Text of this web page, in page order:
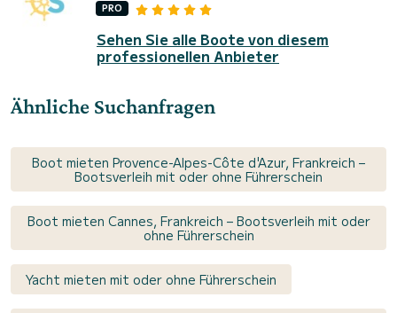
PRO
Sehen Sie alle Boote von diesem
professionellen Anbieter
Ähnliche Suchanfragen
Boot mieten Provence-Alpes-Côte d'Azur, Frankreich –
Bootsverleih mit oder ohne Führerschein
Boot mieten Cannes, Frankreich – Bootsverleih mit oder
ohne Führerschein
Yacht mieten mit oder ohne Führerschein